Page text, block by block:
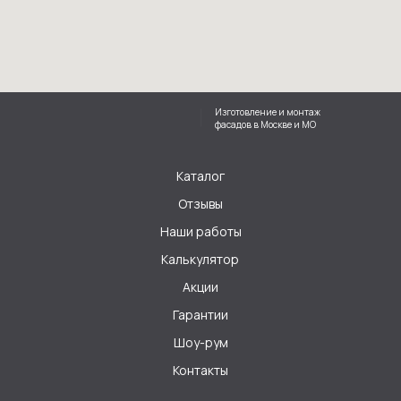
Наши работы
Контакты
Отзывы
Калькулятор
Акции
Гарантии
Шоу-рум
Каталог
Изготовление и монтаж
фасадов в Москве и МО